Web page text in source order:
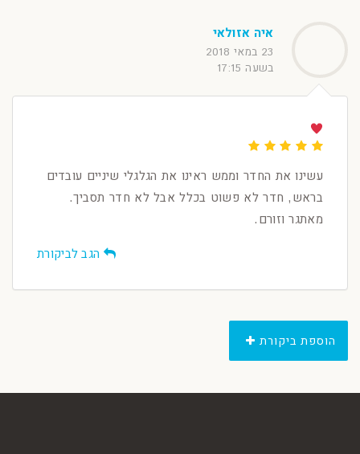
איה אזולאי
23 במאי 2018
בשעה 17:15
עשינו את החדר וממש ראינו את הגלגלי שיניים עובדים
בראש, חדר לא פשוט בכלל אבל לא חדר תסביך.
מאתגר וזורם.
הגב לביקורת
הוספת ביקורת